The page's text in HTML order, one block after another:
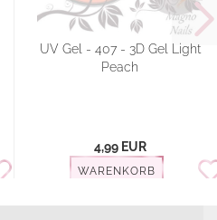
UV Gel - 407 - 3D Gel Light
Peach
4,99 EUR
WARENKORB